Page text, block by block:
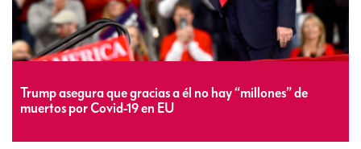
Trump asegura que gracias a él no hay “millones” de
muertos por Covid-19 en EU